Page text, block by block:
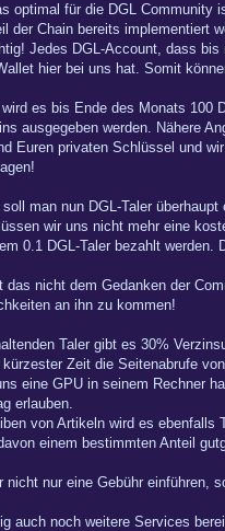
optimal für die DGL Community
der Chain bereits implementiert
Jedes DGL-Account, dass
hier bei uns hat. Somit
es bis Ende des Monats 100
ausgegeben werden. Nähere
Euren privaten Schlüssel und
man nun DGL-Taler
wir uns nicht mehr eine
0.1 DGL-Taler bezahlt
das nicht dem Gedanken der
an ihn zu kommen!
Taler gibt es 30%
kürzester Zeit die Seitenabrufe
eine GPU in seinem Rechner
erlauben.
von Artikeln wird es ebenfalls
einem bestimmten Anteil
nicht nur eine Gebühr einführen,
auch noch weitere Services